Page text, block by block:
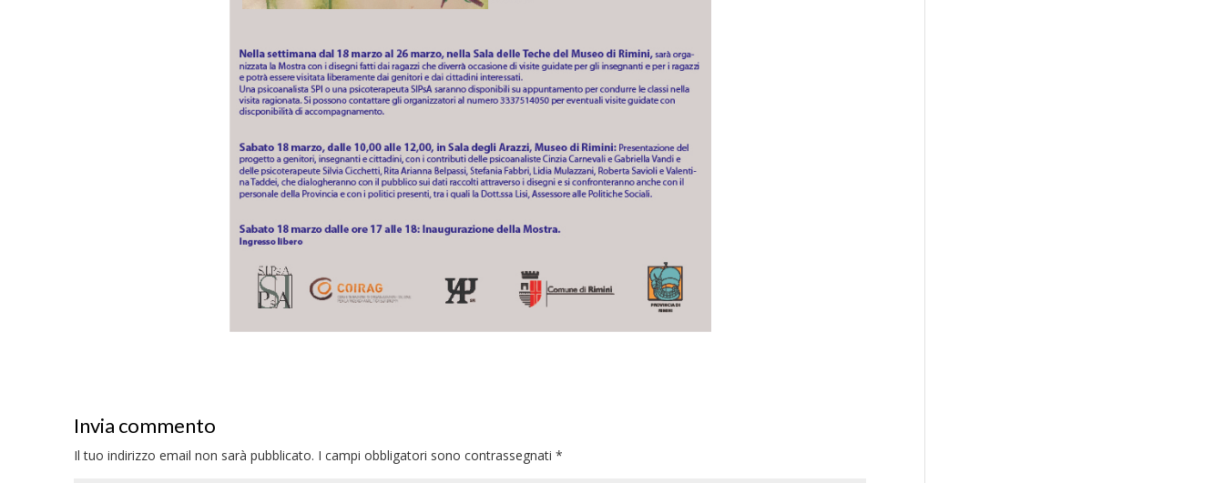
Invia commento
Il tuo indirizzo email non sarà pubblicato. I campi obbligatori sono contrassegnati *